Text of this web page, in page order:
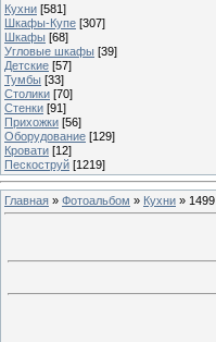
Кухни [581]
Шкафы-Купе [307]
Шкафы [68]
Угловые шкафы [39]
Детские [57]
Тумбы [33]
Столики [70]
Стенки [91]
Прихожки [56]
Оборудование [129]
Кровати [12]
Пескоструй [1219]
Главная » Фотоальбом » Кухни » 1499